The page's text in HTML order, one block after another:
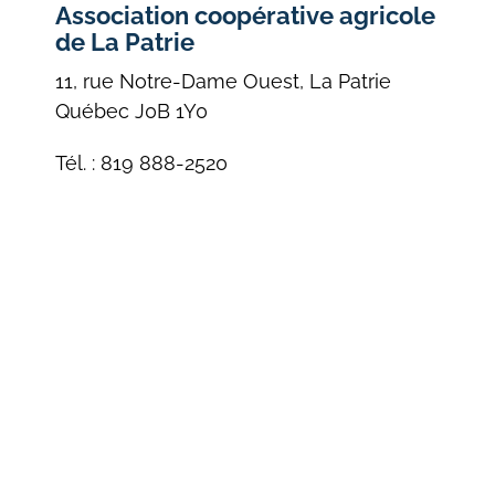
Association coopérative agricole
de La Patrie
11, rue Notre-Dame Ouest, La Patrie
Québec J0B 1Y0
Tél. : 819 888-2520